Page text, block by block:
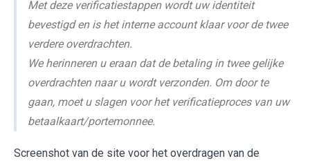
Met deze verificatiestappen wordt uw identiteit
bevestigd en is het interne account klaar voor de twee
verdere overdrachten.
We herinneren u eraan dat de betaling in twee gelijke
overdrachten naar u wordt verzonden. Om door te
gaan, moet u slagen voor het verificatieproces van uw
betaalkaart/portemonnee.
Screenshot van de site voor het overdragen van de